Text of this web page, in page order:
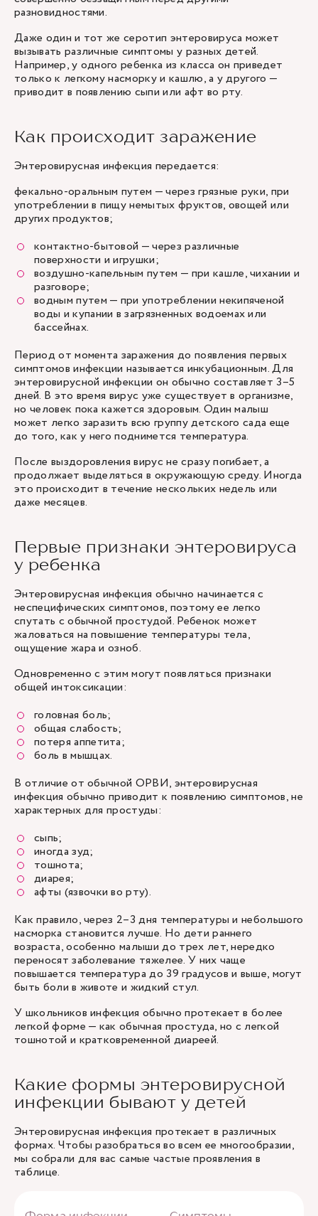
разновидностями.
Даже один и тот же серотип энтеровируса может
вызывать различные симптомы у разных детей.
Например, у одного ребенка из класса он приведет
только к легкому насморку и кашлю, а у другого —
приводит в появлению сыпи или афт во рту.
Как происходит заражение
Энтеровирусная инфекция передается:
фекально-оральным путем — через грязные руки, при
употреблении в пищу немытых фруктов, овощей или
других продуктов;
контактно-бытовой — через различные
поверхности и игрушки;
воздушно-капельным путем — при кашле, чихании и
разговоре;
водным путем — при употреблении некипяченой
воды и купании в загрязненных водоемах или
бассейнах.
Период от момента заражения до появления первых
симптомов инфекции называется инкубационным. Для
энтеровирусной инфекции он обычно составляет 3–5
дней. В это время вирус уже существует в организме,
но человек пока кажется здоровым. Один малыш
может легко заразить всю группу детского сада еще
до того, как у него поднимется температура.
После выздоровления вирус не сразу погибает, а
продолжает выделяться в окружающую среду. Иногда
это происходит в течение нескольких недель или
даже месяцев.
Первые признаки энтеровируса
у ребенка
Энтеровирусная инфекция обычно начинается с
неспецифических симптомов, поэтому ее легко
спутать с обычной простудой. Ребенок может
жаловаться на повышение температуры тела,
ощущение жара и озноб.
Одновременно с этим могут появляться признаки
общей интоксикации:
головная боль;
общая слабость;
потеря аппетита;
боль в мышцах.
В отличие от обычной ОРВИ, энтеровирусная
инфекция обычно приводит к появлению симптомов, не
характерных для простуды:
сыпь;
иногда зуд;
тошнота;
диарея;
афты (язвочки во рту).
Как правило, через 2–3 дня температуры и небольшого
насморка становится лучше. Но дети раннего
возраста, особенно малыши до трех лет, нередко
переносят заболевание тяжелее. У них чаще
повышается температура до 39 градусов и выше, могут
быть боли в животе и жидкий стул.
У школьников инфекция обычно протекает в более
легкой форме — как обычная простуда, но с легкой
тошнотой и кратковременной диареей.
Какие формы энтеровирусной
инфекции бывают у детей
Энтеровирусная инфекция протекает в различных
формах. Чтобы разобраться во всем ее многообразии,
мы собрали для вас самые частые проявления в
таблице.